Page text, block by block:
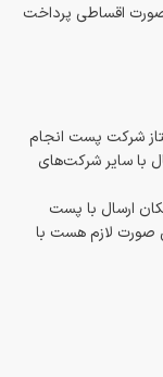
اقساطی پرداخت
شرکت پست انجام
با سایر شرکت‌های
ارسال با پست
صورت لازم هست با